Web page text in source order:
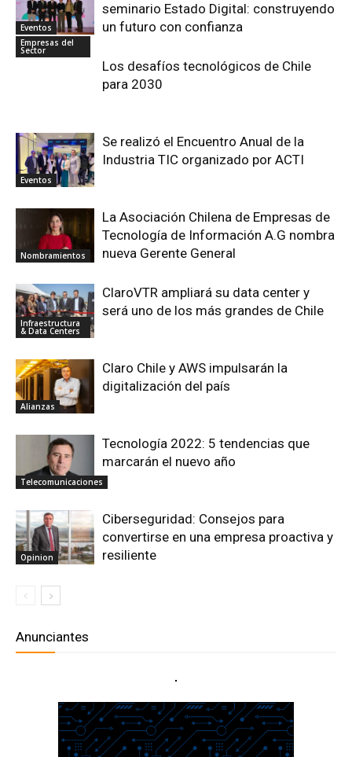
Eventos
seminario Estado Digital: construyendo
un futuro con confianza
Empresas del
Sector
Los desafíos tecnológicos de Chile
para 2030
Eventos
Se realizó el Encuentro Anual de la
Industria TIC organizado por ACTI
Nombramientos
La Asociación Chilena de Empresas de
Tecnología de Información A.G nombra
nueva Gerente General
Infraestructura
& Data Centers
ClaroVTR ampliará su data center y
será uno de los más grandes de Chile
Alianzas
Claro Chile y AWS impulsarán la
digitalización del país
Telecomunicaciones
Tecnología 2022: 5 tendencias que
marcarán el nuevo año
Opinion
Ciberseguridad: Consejos para
convertirse en una empresa proactiva y
resiliente
Anunciantes